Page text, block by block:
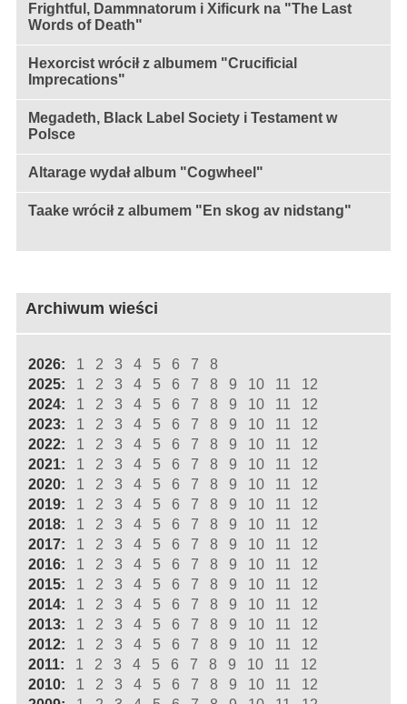
Frightful, Dammnatorum i Xificurk na "The Last
Words of Death"
Hexorcist wrócił z albumem "Crucificial
Imprecations"
Megadeth, Black Label Society i Testament w
Polsce
Altarage wydał album "Cogwheel"
Taake wrócił z albumem "En skog av nidstang"
Archiwum wieści
2026: 1 2 3 4 5 6 7
8
2025:
1 2 3 4 5 6 7 8 9 10 11
12
2024:
1 2 3 4 5 6 7 8 9 10 11
12
2023:
1 2 3 4 5 6 7 8 9 10 11
12
2022:
1 2 3 4 5 6 7 8 9 10 11
12
2021:
1 2 3 4 5 6 7 8 9 10 11
12
2020:
1 2 3 4 5 6 7 8 9 10 11
12
2019:
1 2 3 4 5 6 7 8 9 10 11
12
2018:
1 2 3 4 5 6 7 8 9 10 11
12
2017:
1 2 3 4 5 6 7 8 9 10 11
12
2016:
1 2 3 4 5 6 7 8 9 10 11
12
2015:
1 2 3 4 5 6 7 8 9 10 11
12
2014:
1 2 3 4 5 6 7 8 9 10 11
12
2013:
1 2 3 4 5 6 7 8 9 10 11
12
2012:
1 2 3 4 5 6 7 8 9 10 11
12
2011:
1 2 3 4 5 6 7 8 9 10 11
12
2010:
1 2 3 4 5 6 7 8 9 10 11
12